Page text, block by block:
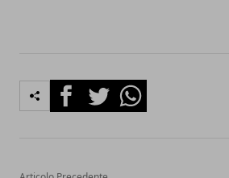
FacebookTwitterWhatsapp